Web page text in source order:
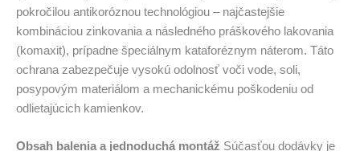
pokročilou antikoróznou technológiou – najčastejšie
kombináciou zinkovania a následného práškového lakovania
(komaxit), prípadne špeciálnym kataforéznym náterom. Táto
ochrana zabezpečuje vysokú odolnosť voči vode, soli,
posypovým materiálom a mechanickému poškodeniu od
odlietajúcich kamienkov.
Obsah balenia a jednoduchá montáž Súčasťou dodávky je